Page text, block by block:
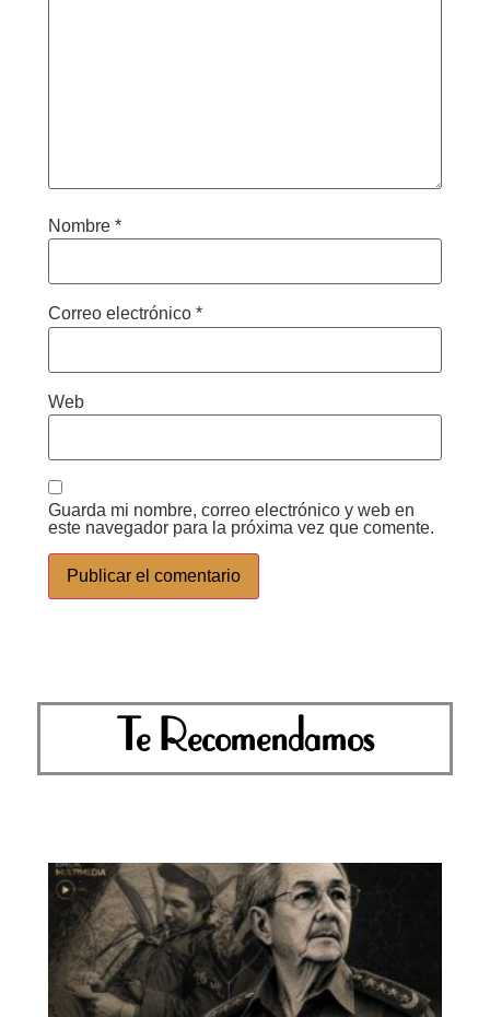
Nombre *
Correo electrónico *
Web
Guarda mi nombre, correo electrónico y web en
este navegador para la próxima vez que comente.
Te Recomendamos